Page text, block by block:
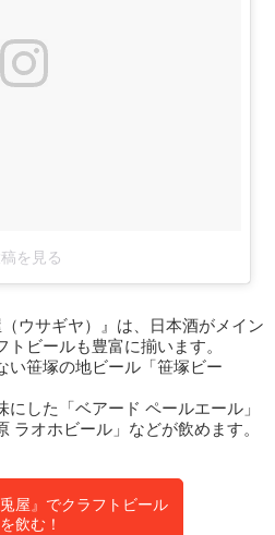
を見る
ウサギヤ）』は、日本酒がメイン
ビールも豊富に揃います。
い笹塚の地ビール「笹塚ビー
した「ベアード ペールエール」
ラオホビール」などが飲めます。
屋』でクラフトビール
を飲む！